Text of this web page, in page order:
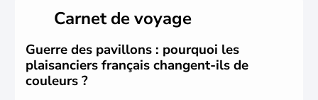
Carnet de voyage
Guerre des pavillons : pourquoi les
plaisanciers français changent-ils de
couleurs ?